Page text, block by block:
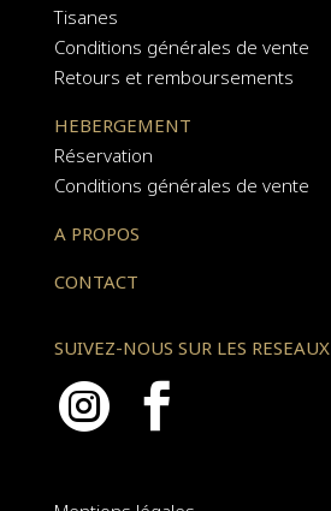
Tisanes
Conditions générales de vente
Retours et remboursements
HEBERGEMENT
Réservation
Conditions générales de vente
A PROPOS
CONTACT
SUIVEZ-NOUS SUR LES RESEAUX
 